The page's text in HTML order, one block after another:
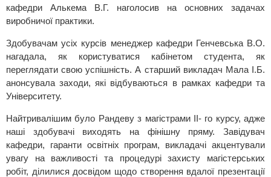
кафедри Алькема В.Г. наголосив на основних задачах
виробничої практики.
Здобувачам усіх курсів менеджер кафедри Генчевська В.О.
нагадала, як користуватися кабінетом студента, як
переглядати свою успішність. А старший викладач Мала І.Б.
анонсувала заходи, які відбуваються в рамках кафедри та
Університету.
Найтривалішим було Рандеву з магістрами ІІ- го курсу, адже
наші здобувачі виходять на фінішну пряму. Завідувач
кафедри, гаранти освітніх програм, викладачі акцентували
увагу на важливості та процедурі захисту магістерських
робіт, ділилися досвідом щодо створення вдалої презентації